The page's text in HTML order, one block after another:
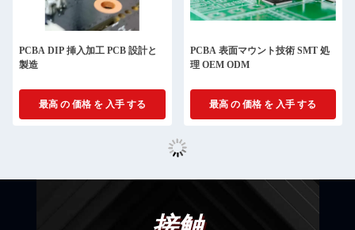
PCBA DIP 挿入加工 PCB 設計と
製造
最高 の 価格 を 入手 する
PCBA 表面マウント技術 SMT 処
理 OEM ODM
最高 の 価格 を 入手 する